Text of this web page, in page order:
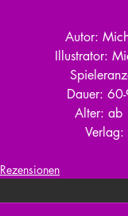
Autor:
Illustrator:
Dauer:
Alter: ab
Verlag:
Rezensionen